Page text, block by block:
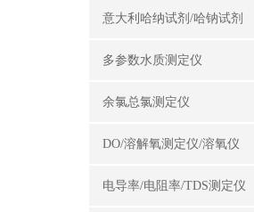
意大利哈纳试剂/哈钠试剂
多参数水质测定仪
余氯总氯测定仪
DO/溶解氧测定仪/溶氧仪
电导率/电阻率/TDS测定仪